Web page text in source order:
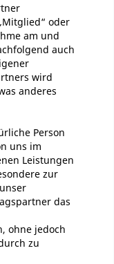
oder
am und
auch
wird
anderes
Person
uns im
Leistungen
zur
das
ohne jedoch
zu